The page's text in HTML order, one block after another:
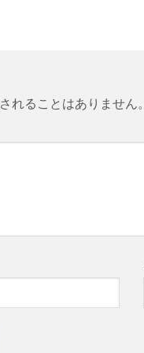
れることはありません。